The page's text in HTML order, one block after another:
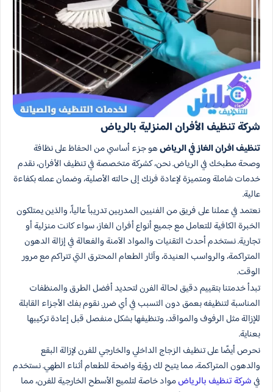
شركة تنظيف الأفران المنزلية بالرياض
تنظيف افران الغاز في الرياضهو جزء أساسي من الحفاظ على نظافة
وصحة مطبخك في الرياض. نحن، كشركة متخصصة في تنظيف الأفران، نقدم
خدمات شاملة ومتميزة لإعادة فرنك إلى حالته الأصلية، وضمان عمله بكفاءة
عالية.
نعتمد في عملنا على فريق من الفنيين المدربين تدريباً عالياً، والذين يمتلكون
الخبرة الكافية للتعامل مع جميع أنواع أفران الغاز، سواء كانت منزلية أو
تجارية. نستخدم أحدث التقنيات والمواد الآمنة والفعالة في إزالة الدهون
المتراكمة، والرواسب العنيدة، وآثار الطعام المحترق التي تتراكم مع مرور
الوقت.
تبدأ خدمتنا بتقييم دقيق لحالة الفرن لتحديد أفضل الطرق والمنظفات
المناسبة لتنظيفه بعمق دون التسبب في أي ضرر. نقوم بفك الأجزاء القابلة
للإزالة مثل الرفوف والمواقد، وتنظيفها بشكل منفصل قبل إعادة تركيبها
بعناية.
نحرص أيضًا على تنظيف الزجاج الداخلي والخارجي للفرن لإزالة البقع
والدهون المتراكمة، مما يتيح لك رؤية واضحة للطعام أثناء الطهي. نستخدم
فيشركة تنظيف بالرياضمواد خاصة لتلميع الأسطح الخارجية للفرن، مما